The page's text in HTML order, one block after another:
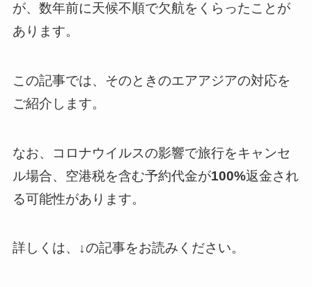
が、数年前に天候不順で欠航をくらったことが
あります。
この記事では、そのときのエアアジアの対応を
ご紹介します。
なお、コロナウイルスの影響で旅行をキャンセ
ル場合、空港税を含む予約代金が100%返金され
る可能性があります。
詳しくは、↓の記事をお読みください。